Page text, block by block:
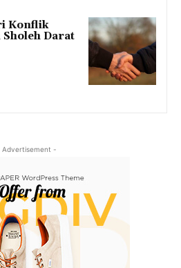
Konflik
Darat
Advertisement -